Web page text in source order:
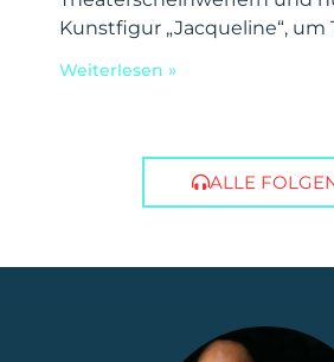
Kunstfigur „Jacqueline“, um
Weiterlesen »
ALLE